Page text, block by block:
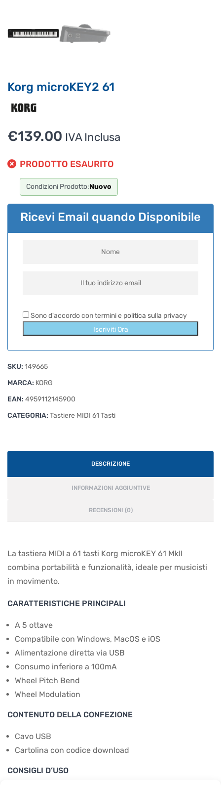
Korg microKEY2 61
€139.00 IVA Inclusa
PRODOTTO ESAURITO
Condizioni Prodotto:Nuovo
Ricevi Email quando Disponibile
Sono d'accordo con termini e politica sulla privacy
Iscriviti Ora
SKU: 149665
MARCA: KORG
EAN: 4959112145900
CATEGORIA: Tastiere MIDI 61 Tasti
DESCRIZIONE
INFORMAZIONI AGGIUNTIVE
RECENSIONI (0)
La tastiera MIDI a 61 tasti Korg microKEY 61 MkII
combina portabilità e funzionalità, ideale per musicisti
in movimento.
CARATTERISTICHE PRINCIPALI
A 5 ottave
Compatibile con Windows, MacOS e iOS
Alimentazione diretta via USB
Consumo inferiore a 100mA
Wheel Pitch Bend
Wheel Modulation
CONTENUTO DELLA CONFEZIONE
Cavo USB
Cartolina con codice download
CONSIGLI D’USO
Puoi chiedermi informazioni generali o specifiche su certi
prodotti.